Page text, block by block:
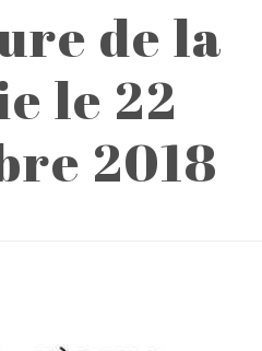
de la
le 22
2018